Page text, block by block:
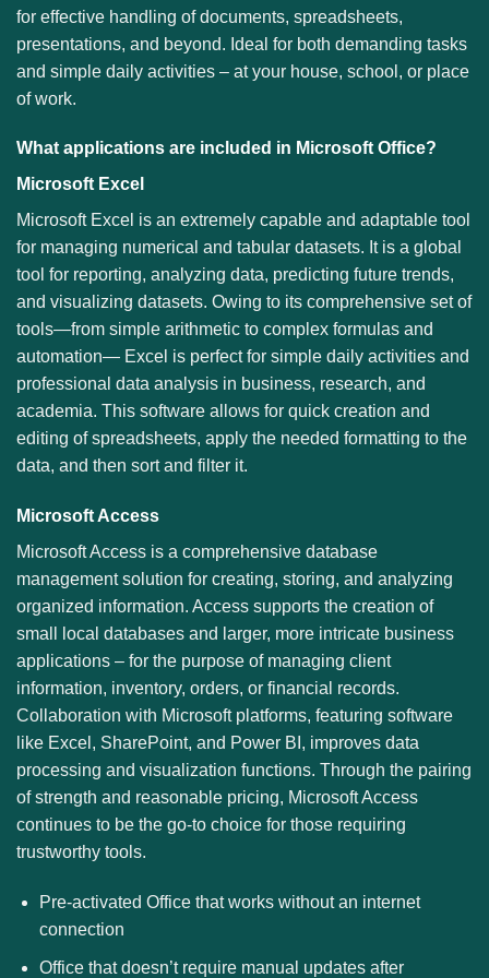
for effective handling of documents, spreadsheets,
presentations, and beyond. Ideal for both demanding tasks
and simple daily activities – at your house, school, or place
of work.
What applications are included in Microsoft Office?
Microsoft Excel
Microsoft Excel is an extremely capable and adaptable tool
for managing numerical and tabular datasets. It is a global
tool for reporting, analyzing data, predicting future trends,
and visualizing datasets. Owing to its comprehensive set of
tools—from simple arithmetic to complex formulas and
automation— Excel is perfect for simple daily activities and
professional data analysis in business, research, and
academia. This software allows for quick creation and
editing of spreadsheets, apply the needed formatting to the
data, and then sort and filter it.
Microsoft Access
Microsoft Access is a comprehensive database
management solution for creating, storing, and analyzing
organized information. Access supports the creation of
small local databases and larger, more intricate business
applications – for the purpose of managing client
information, inventory, orders, or financial records.
Collaboration with Microsoft platforms, featuring software
like Excel, SharePoint, and Power BI, improves data
processing and visualization functions. Through the pairing
of strength and reasonable pricing, Microsoft Access
continues to be the go-to choice for those requiring
trustworthy tools.
Pre-activated Office that works without an internet
connection
Office that doesn’t require manual updates after